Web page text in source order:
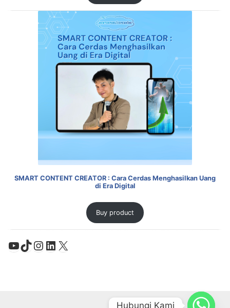
SMART CONTENT CREATOR : Cara Cerdas Menghasilkan Uang
di Era Digital
Buy product
YouTube
TikTok
Instagram
LinkedIn
X
Hubungi Kami